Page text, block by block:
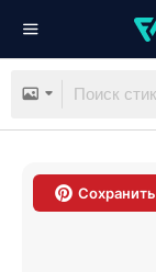
Сохранить